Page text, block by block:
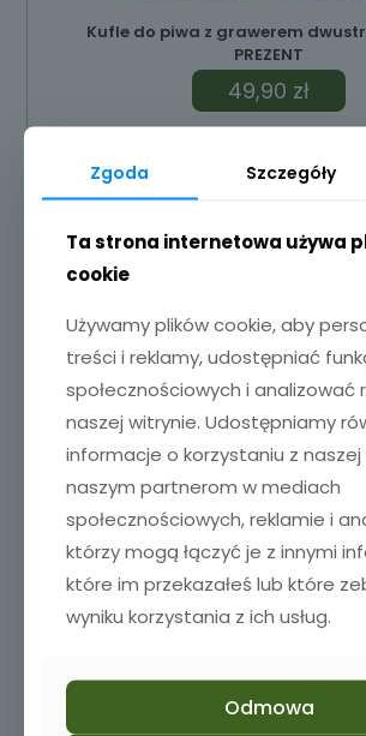
Kufle do piwa z grawerem
PREZENT
49,90 zł
Dodaj do koszyka
Zgoda Szczegóły
Ta strona internetowa używa
cookie
Używamy plików cookie, aby
treści i reklamy, udostępniać
społecznościowych i analizować
naszej witrynie. Udostępniamy
informacje o korzystaniu z
naszym partnerom w mediach
społecznościowych, reklamie i
którzy mogą łączyć je z innymi
które im przekazałeś lub które
wyniku korzystania z ich usług.
Odmowa